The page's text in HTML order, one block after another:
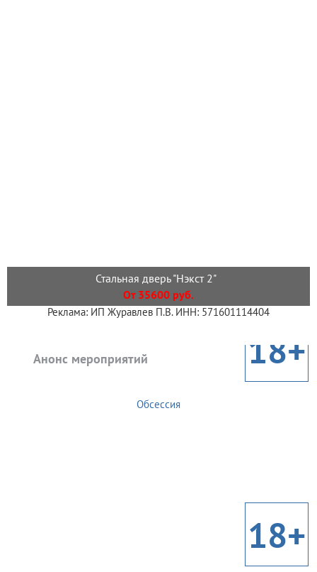
Стальная дверь "Нэкст 2"
От 35600 руб.
Реклама: ИП Журавлев П.В. ИНН: 571601114404
Анонс мероприятий 18+
Обсессия
18+